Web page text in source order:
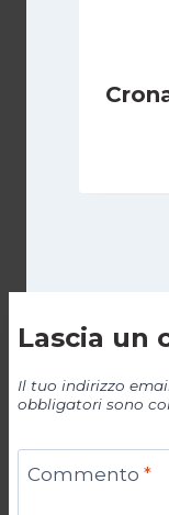
Lascia un
Il tuo indirizzo
obbligatori sono
Commento *